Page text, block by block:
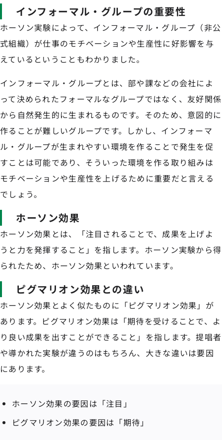
インフォーマル・グループの重要性
ホーソン実験によって、インフォーマル・グループ（非公
式組織）が仕事のモチベーションや生産性に好影響を与
えているということもわかりました。
インフォーマル・グループとは、部や課などの会社によ
って決められたフォーマルなグループではなく、友好関係
から自然発生的に生まれるものです。そのため、意図的に
作ることが難しいグループです。しかし、インフォーマ
ル・グループが生まれやすい環境を作ることで発生を促
すことは可能であり、そういった環境を作る取り組みは
モチベーションや生産性を上げるために重要だと言える
でしょう。
ホーソン効果
ホーソン効果とは、「注目されることで、成果を上げよ
うと力を発揮すること」を指します。ホーソン実験から得
られたため、ホーソン効果といわれています。
ピグマリオン効果との違い
ホーソン効果とよく似たものに「ピグマリオン効果」が
あります。ピグマリオン効果は「期待を受けることで、よ
り良い成果を出すことができること」を指します。提唱者
や導かれた実験が違うのはもちろん、大きな違いは要因
にあります。
ホーソン効果の要因は「注目」
ピグマリオン効果の要因は「期待」